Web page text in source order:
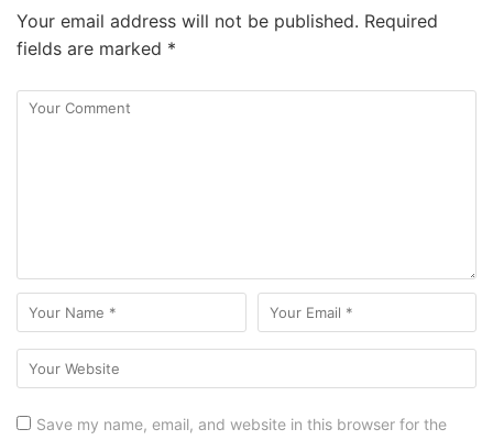
Your email address will not be published. Required
fields are marked *
Save my name, email, and website in this browser for the